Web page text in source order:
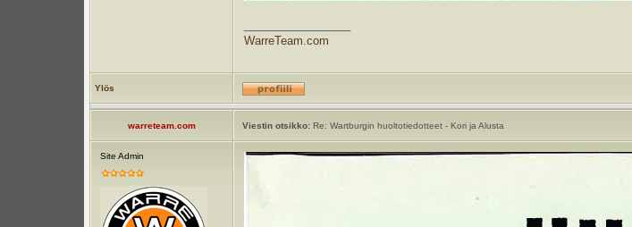
WarreTeam.com
Ylös
warreteam.com Viestin otsikko: Re: Wartburgin huoltotiedotteet - Kori ja Alusta
Site Admin